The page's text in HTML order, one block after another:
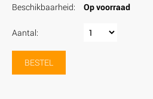
Beschikbaarheid: Op voorraad
Aantal:
BESTEL